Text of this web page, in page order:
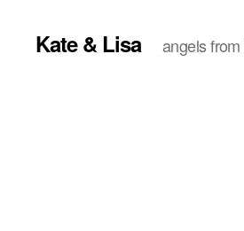
Kate & Lisa angels